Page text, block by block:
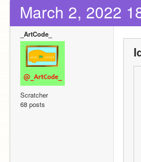
March 2, 2022
_ArtCode_
Scratcher
68 posts